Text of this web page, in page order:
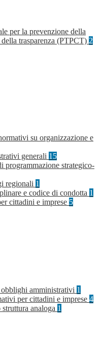
per la prevenzione della
trasparenza (PTPCT) 2
su organizzazione e
generali 15
programmazione strategico-
regionali 1
e codice di condotta 1
cittadini e imprese 5
obblighi amministrativi 1
per cittadini e imprese 4
analoga 1